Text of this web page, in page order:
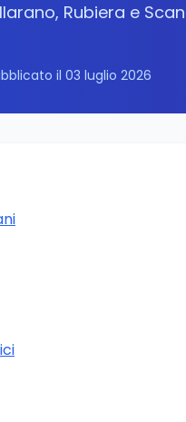
Rubiera e
il 03 luglio 2026